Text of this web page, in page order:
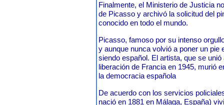
Finalmente, el Ministerio de Justicia
de Picasso y archivó la solicitud del
conocido en todo el mundo.
Picasso, famoso por su intenso
y aunque nunca volvió a poner un
siendo español. El artista, que se
liberación de Francia en 1945, murió
la democracia española
De acuerdo con los servicios
nació en 1881 en Málaga, España)